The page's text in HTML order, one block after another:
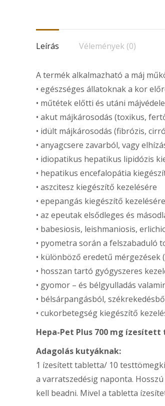
Leírás Vélemények (0)
A termék alkalmazható a máj
• egészséges állatoknak a kor
• műtétek előtti és utáni
• akut májkárosodás (toxikus,
• idült májkárosodás (fibrózis,
• anyagcsere zavarból, vagy
• idiopatikus hepatikus lipidózis
• hepatikus encefalopátia
• aszcitesz kiegészítő kezelésére
• epepangás kiegészítő kezelésére
• az epeutak elsődleges és
• babesiosis, leishmaniosis,
• pyometra során a felszabaduló
• különböző eredetű mérgezések
• hosszan tartó gyógyszeres
• gyomor – és bélgyulladás
• bélsárpangásból,
• cukorbetegség kiegészítő
Hepa-Pet Plus 700 mg
Adagolás kutyáknak:
1 ízesített tabletta/ 10
a varratszedésig naponta.
kell beadni. Mivel a tabletta